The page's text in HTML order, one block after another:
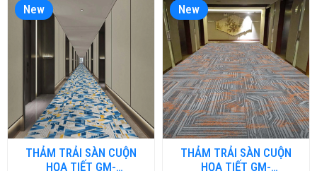
New
THẢM TRẢI SÀN CUỘN
HỌA TIẾT GM-
New
THẢM TRẢI SÀN CUỘN
HỌA TIẾT GM-